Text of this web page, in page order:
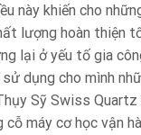
này khiến cho
lượng hoàn thiện
lại ở yếu tố gia
dụng cho mình
Sỹ Swiss
cỗ máy cơ học vận